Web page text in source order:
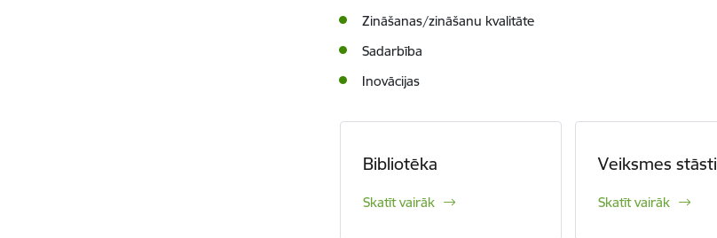
Zināšanas/zināšanu kvalitāte
Sadarbība
Inovācijas
Bibliotēka
Skatīt vairāk
Veiksmes stāsti
Skatīt vairāk